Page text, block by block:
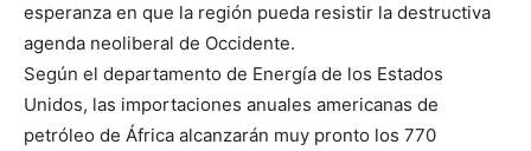
esperanza en que la región pueda resistir la destructiva
agenda neoliberal de Occidente.
Según el departamento de Energía de los Estados
Unidos, las importaciones anuales americanas de
petróleo de África alcanzarán muy pronto los 770